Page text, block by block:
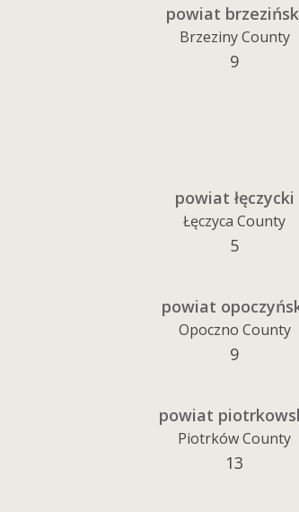
powiat
Brzeziny County
9
powiat łęczycki
Łęczyca County
5
powiat
Opoczno County
9
powiat
Piotrków County
13